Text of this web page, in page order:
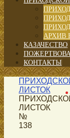
АРХИВ
КАЗАЧЕСТВО
КОНТАКТЫ
ЛИСТОК
ЛИСТОК
№
138